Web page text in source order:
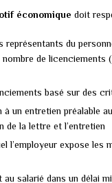
économique doit
représentants du
de
basé sur des
à un entretien préalable
de la lettre et l’entretien
l’employeur expose
au salarié dans un délai